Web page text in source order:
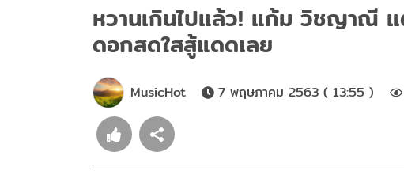
หวานเกินไปแล้ว! แก้ม วิชญาณี
ดอกสดใสสู้แดดเลย
MusicHot 7 พฤษภาคม 2563 ( 13:55 )